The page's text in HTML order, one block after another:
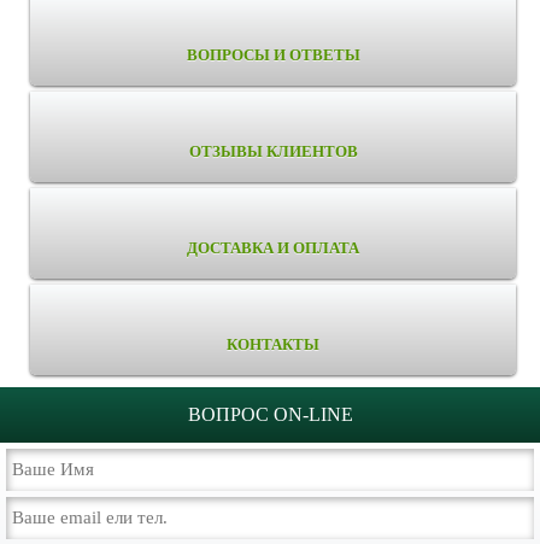
ВОПРОСЫ И ОТВЕТЫ
ОТЗЫВЫ КЛИЕНТОВ
ДОСТАВКА И ОПЛАТА
КОНТАКТЫ
ВОПРОС ON-LINE